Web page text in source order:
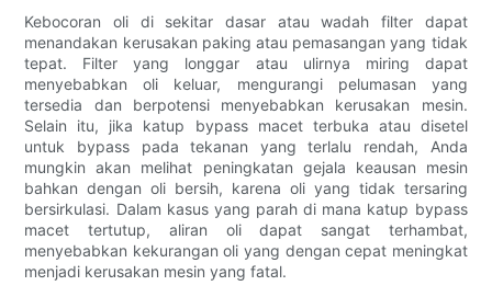
Kebocoran oli di sekitar dasar atau wadah filter dapat
menandakan kerusakan paking atau pemasangan yang tidak
tepat. Filter yang longgar atau ulirnya miring dapat
menyebabkan oli keluar, mengurangi pelumasan yang
tersedia dan berpotensi menyebabkan kerusakan mesin.
Selain itu, jika katup bypass macet terbuka atau disetel
untuk bypass pada tekanan yang terlalu rendah, Anda
mungkin akan melihat peningkatan gejala keausan mesin
bahkan dengan oli bersih, karena oli yang tidak tersaring
bersirkulasi. Dalam kasus yang parah di mana katup bypass
macet tertutup, aliran oli dapat sangat terhambat,
menyebabkan kekurangan oli yang dengan cepat meningkat
menjadi kerusakan mesin yang fatal.